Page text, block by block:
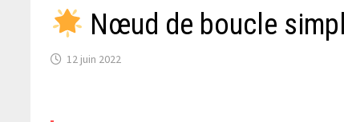
Nœud de boucle
12 juin 2022